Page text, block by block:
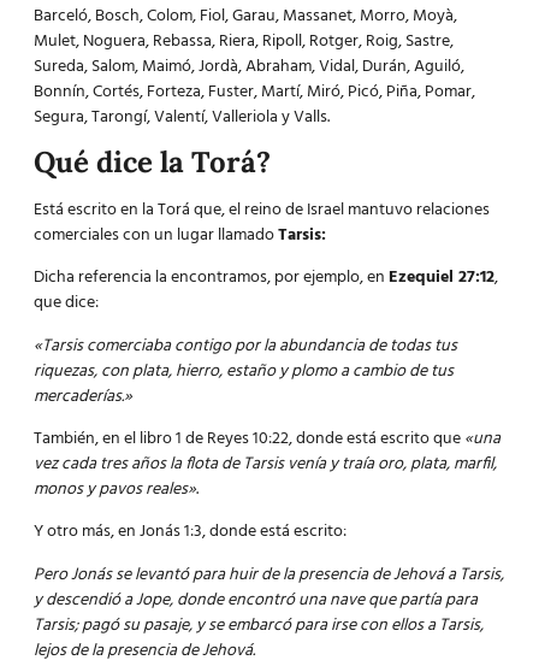
Barceló, Bosch, Colom, Fiol, Garau, Massanet, Morro, Moyà,
Mulet, Noguera, Rebassa, Riera, Ripoll, Rotger, Roig, Sastre,
Sureda, Salom, Maimó, Jordà, Abraham, Vidal, Durán, Aguiló,
Bonnín, Cortés, Forteza, Fuster, Martí, Miró, Picó, Piña, Pomar,
Segura, Tarongí, Valentí, Valleriola y Valls.
Qué dice la Torá?
Está escrito en la Torá que, el reino de Israel mantuvo relaciones
comerciales con un lugar llamadoTarsis:
Dicha referencia la encontramos, por ejemplo, en Ezequiel 27:12,
que dice:
«Tarsis comerciaba contigo por la abundancia de todas tus
riquezas, con plata, hierro, estaño y plomo a cambio de tus
mercaderías.»
También, en el libro 1 de Reyes 10:22, donde está escrito que«una
vez cada tres años la flota de Tarsis venía y traía oro, plata, marfil,
monos y pavos reales».
Y otro más, en Jonás 1:3, donde está escrito:
Pero Jonás se levantó para huir de la presencia de Jehová a Tarsis,
y descendió a Jope, donde encontró una nave que partía para
Tarsis; pagó su pasaje, y se embarcó para irse con ellos a Tarsis,
lejos de la presencia de Jehová.